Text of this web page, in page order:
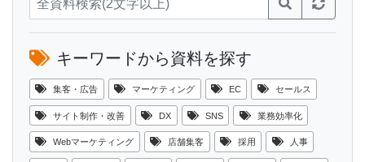
キーワードから資料を探す
集客・広告 マーケティング EC セールス
サイト制作・改善 DX SNS 業務効率化
Webマーケティング 店舗集客 採用 人事